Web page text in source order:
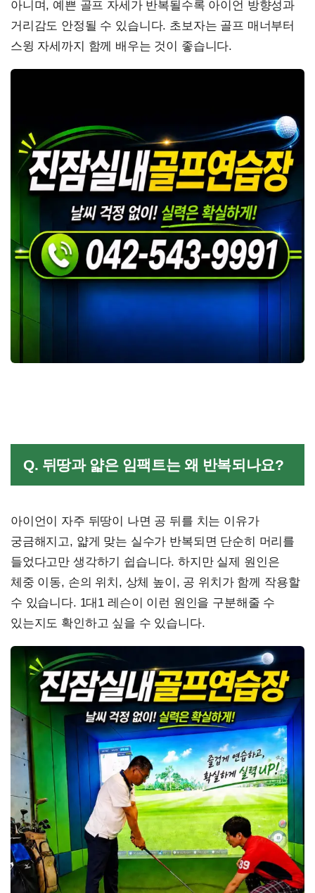
아니며, 예쁜 골프 자세가 반복될수록 아이언 방향성과
거리감도 안정될 수 있습니다. 초보자는 골프 매너부터
스윙 자세까지 함께 배우는 것이 좋습니다.
Q. 뒤땅과 얇은 임팩트는 왜 반복되나요?
아이언이 자주 뒤땅이 나면 공 뒤를 치는 이유가
궁금해지고, 얇게 맞는 실수가 반복되면 단순히 머리를
들었다고만 생각하기 쉽습니다. 하지만 실제 원인은
체중 이동, 손의 위치, 상체 높이, 공 위치가 함께 작용할
수 있습니다. 1대1 레슨이 이런 원인을 구분해줄 수
있는지도 확인하고 싶을 수 있습니다.